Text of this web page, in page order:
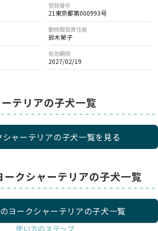
登録番号
21東京都第000993号
動物取扱責任者
鈴木榮子
有効期限
2027/02/19
テリアの子犬一覧
シャーテリアの子犬一覧を見る
ークシャーテリアの子犬一覧
ヨークシャーテリアの子犬一覧
使い方のステップ